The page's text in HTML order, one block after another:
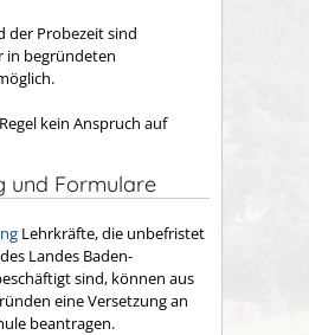
der Probezeit sind
in begründeten
kein Anspruch auf
und Formulare
Lehrkräfte, die unbefristet
Landes Baden-
sind, können aus
eine Versetzung an
beantragen.